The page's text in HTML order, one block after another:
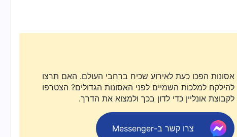
ונמצא את התשובה.
אסונות הפכו כעת לאירוע שכיח ברחבי העולם. האם תרצו
להילקח למלכות השמיים לפני האסונות הגדולים? הצטרפו
לקבוצת אונליין כדי לדון בכך ולמצוא את הדרך.
צרו קשר ב-Messenger